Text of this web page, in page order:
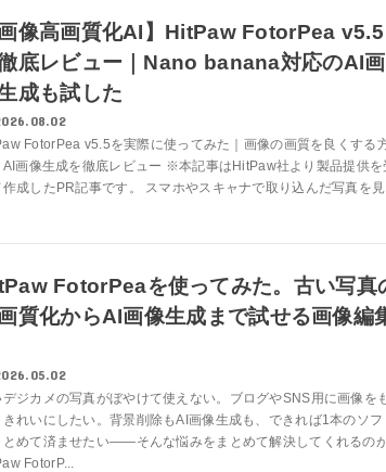
画像高画質化AI】HitPaw FotorPea v5.5
底レビュー｜Nano banana対応のAI画
成も試した
FotorPea v5.5を実際に使ってみた｜画像の画質を良くする
AI画像生成を徹底レビュー ※本記事はHitPaw社より製品提供を
作成したPR記事です。 スマホやスキャナで取り込んだ写真を見
FotorPeaを使ってみた。古い写真
質化からAI画像生成まで試せる画像編
デジカメの写真がぼやけて使えない。ブログやSNS用に画像を
きれいにしたい。背景削除もAI画像生成も、できれば1本のソフ
とめて済ませたい——そんな悩みをまとめて解決してくれるの
FotorP...